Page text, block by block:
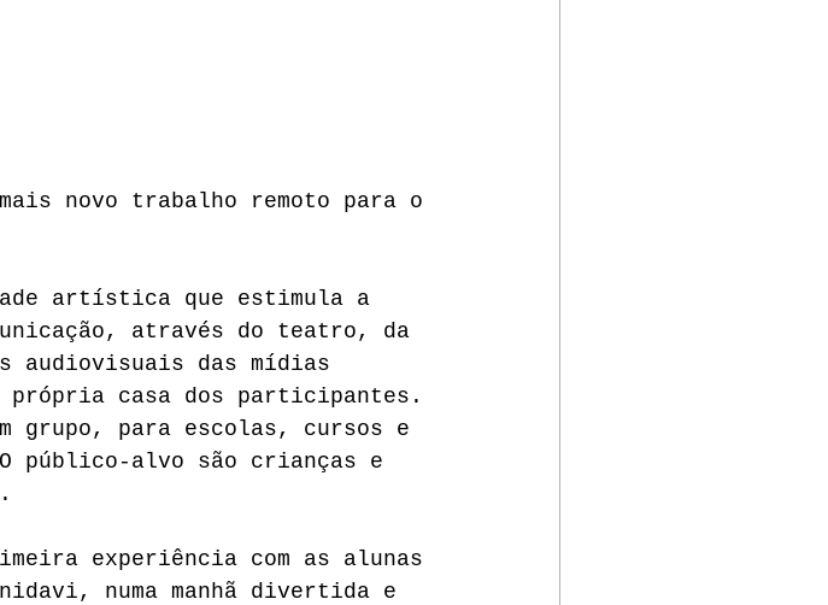
novo trabalho remoto para o
artística que estimula a
através do teatro, da
audiovisuais das mídias
casa dos participantes.
grupo, para escolas, cursos e
público-alvo são crianças e
experiência com as alunas
numa manhã divertida e